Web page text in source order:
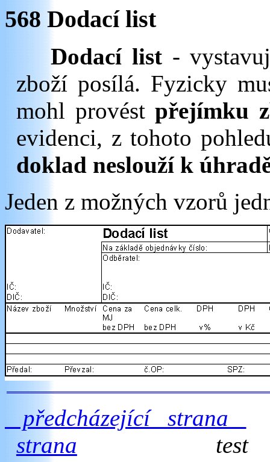
568 Dodací list
Dodací list -
zboží posílá. Fyzicky
mohl provéstpřejímku
evidenci, z tohoto
doklad neslouží k
Jeden z možných vzorů
předcházející strana
strana test